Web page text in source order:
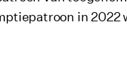
in 2022